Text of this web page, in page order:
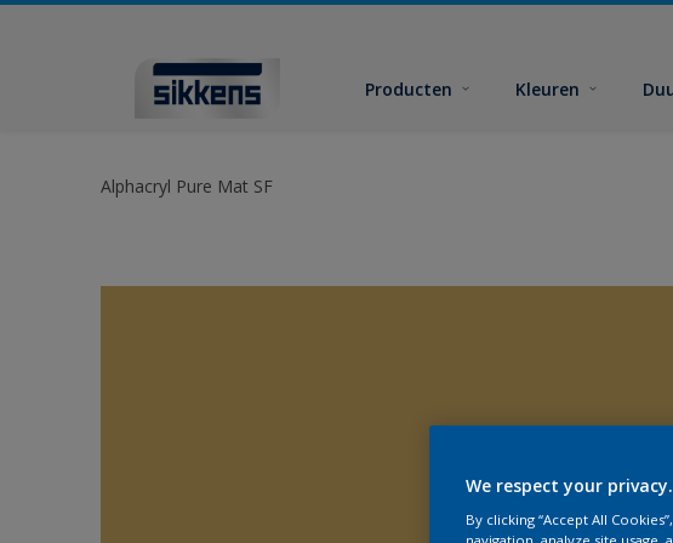
Producten Kleuren
Alphacryl Pure Mat SF
We respect your privacy.
By clicking “Accept All